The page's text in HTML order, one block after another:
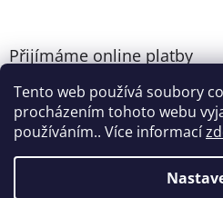
Tento web používá soubory
procházením tohoto webu
používáním.. Více informací
Přijímáme online platby
Vytvořil